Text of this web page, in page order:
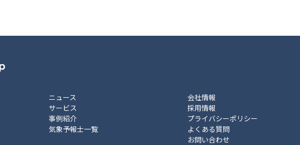
ニュース
サービス
事例紹介
気象予報士一覧
会社情報
採用情報
プライバシーポリシー
よくある質問
お問い合わせ